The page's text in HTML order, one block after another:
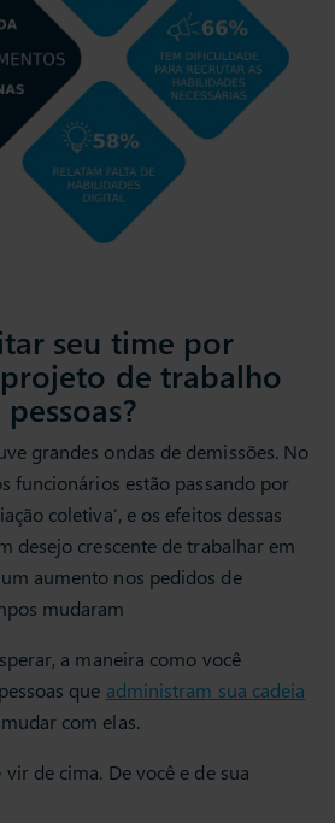
seu time por
de trabalho
grandes ondas de demissões. No
funcionários estão passando por
coletiva’, e os efeitos dessas
desejo crescente de trabalhar em
aumento nos pedidos de
mudaram
a maneira como você
que administram sua cadeia
com elas.
de cima. De você e de sua